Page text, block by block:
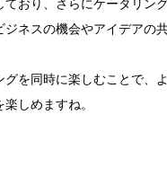
ジネスの機会やアイデアの
グを同時に楽しむことで、
しめますね。